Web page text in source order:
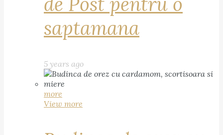
saptamana
5 years ago
more
View more